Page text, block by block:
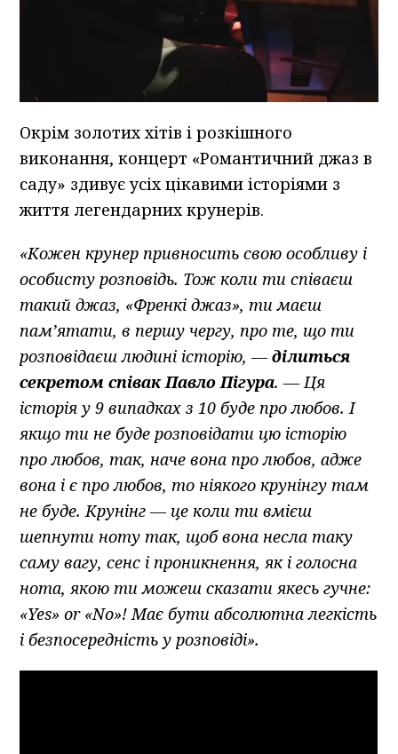
Окрім золотих хітів і розкішного
виконання, концерт «Романтичний джаз в
саду» здивує усіх цікавими історіями з
життя легендарних крунерів.
«Кожен крунер привносить свою особливу і
особисту розповідь. Тож коли ти співаєш
такий джаз, «Френкі джаз», ти маєш
пам’ятати, в першу чергу, про те, що ти
розповідаєш людині історію,— ділиться
секретомспівакПавлоПігура.—Ця
історія у 9 випадках з 10 буде про любов. І
якщо ти не буде розповідати цю історію
про любов, так, наче вона про любов,адже
вона і є про любов, то ніякого крунінгу там
не буде. Крунінг —це коли ти вмієш
шепнути ноту так, щоб вона несла таку
саму вагу, сенс і проникнення, як і голосна
нота, якою ти можеш сказати якесь гучне:
«Yes»or«No»! Має бути абсолютна легкість
і безпосередність у розповіді».